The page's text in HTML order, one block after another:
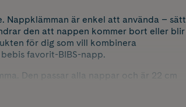
Nappklämman är enkel att använda – sätt
den att nappen kommer bort eller blir
för dig som vill kombinera
favorit-BIBS-napp.
Den passar alla nappar och är 22 cm